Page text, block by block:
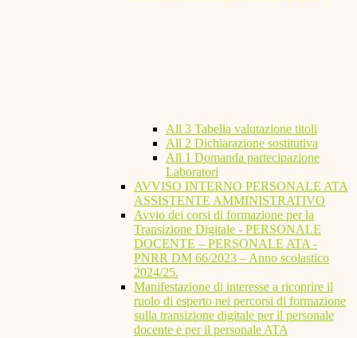
All 3 Tabella valutazione titoli
All 2 Dichiarazione sostitutiva
All 1 Domanda partecipazione
Laboratori
AVVISO INTERNO PERSONALE ATA
ASSISTENTE AMMINISTRATIVO
Avvio dei corsi di formazione per la
Transizione Digitale - PERSONALE
DOCENTE – PERSONALE ATA -
PNRR DM 66/2023 – Anno scolastico
2024/25.
Manifestazione di interesse a ricoprire il
ruolo di esperto nei percorsi di formazione
sulla transizione digitale per il personale
docente e per il personale ATA